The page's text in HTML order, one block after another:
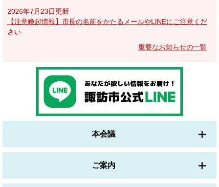
2026年7月23日更新
【注意喚起情報】市長の名前をかたるメールやLINEにご注意くだ
さい
重要なお知らせの一覧
本会議
ご案内